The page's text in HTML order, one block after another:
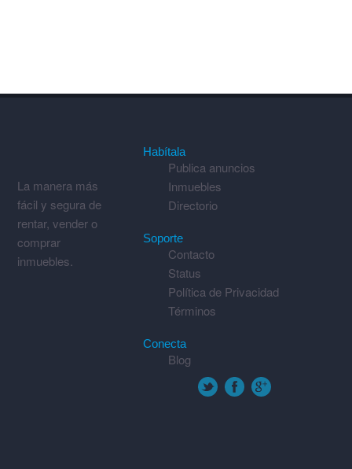
La manera más
fácil y segura de
rentar, vender o
comprar
inmuebles.
Habítala
Publica anuncios
Inmuebles
Directorio
Soporte
Contacto
Status
Política de Privacidad
Términos
Conecta
Blog